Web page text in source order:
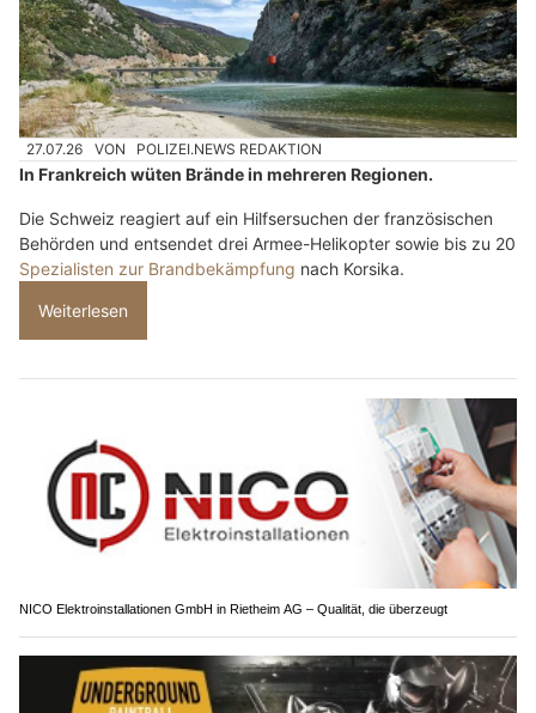
27.07.26 VON POLIZEI.NEWS REDAKTION
In Frankreich wüten Brände in mehreren Regionen.
Die Schweiz reagiert auf ein Hilfsersuchen der französischen
Behörden und entsendet drei Armee-Helikopter sowie bis zu 20
Spezialisten zur Brandbekämpfung nach Korsika.
Weiterlesen
NICO Elektroinstallationen GmbH in Rietheim AG – Qualität, die überzeugt